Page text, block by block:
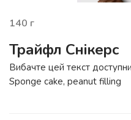
140 г
Трайфл Снікерс
Вибачте цей текст
Sponge cake, peanut filling